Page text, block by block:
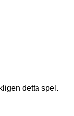
detta spel.